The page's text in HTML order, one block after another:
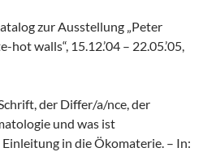
zur Ausstellung „Peter
walls“, 15.12.’04 – 22.05.’05,
der Differ/a/nce, der
und was ist
Einleitung in die Ökomaterie. – In: